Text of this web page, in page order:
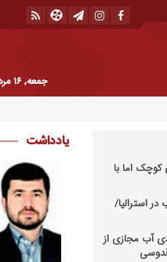
جمعه, ۱۶ مرداد , ۱۴۰۵
اما با
استرالیا/
آب مجازی از
یادداشت